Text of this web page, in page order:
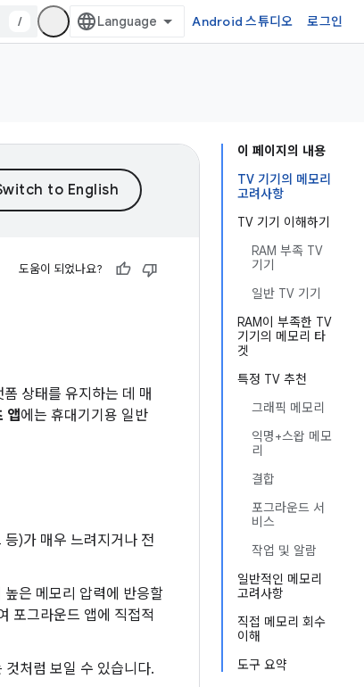
/ Android 스튜디오 로그인
이 페이지의 내용
TV 기기의 메모리
고려사항
TV 기기 이해하기
RAM 부족 TV
기기
일반 TV 기기
RAM이 부족한 TV
기기의 메모리 타
겟
특정 TV 추천
그래픽 메모리
익명+스왑 메모
리
결합
포그라운드 서
비스
작업 및 알람
일반적인 메모리
고려사항
직접 메모리 회수
이해
도구 요약
도움이 되었나요?
상태를 유지하는 데 매
앱에는 휴대기기용 일반
)가 매우 느려지거나 전
은 메모리 압력에 반응할
포그라운드 앱에 직접적
처럼 보일 수 있습니다.